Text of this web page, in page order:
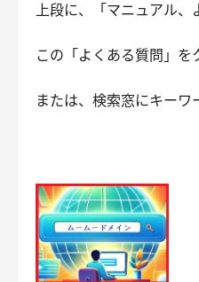
上段に、「マニュアル、
この「よくある質問」を
または、検索窓にキーワ